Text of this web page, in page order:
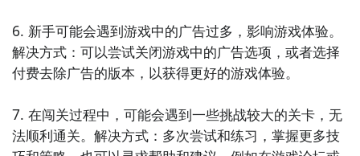
6. 新手可能会遇到游戏中的广告过多，影响游戏体验。
解决方式：可以尝试关闭游戏中的广告选项，或者选择
付费去除广告的版本，以获得更好的游戏体验。
7. 在闯关过程中，可能会遇到一些挑战较大的关卡，无
法顺利通关。解决方式：多次尝试和练习，掌握更多技